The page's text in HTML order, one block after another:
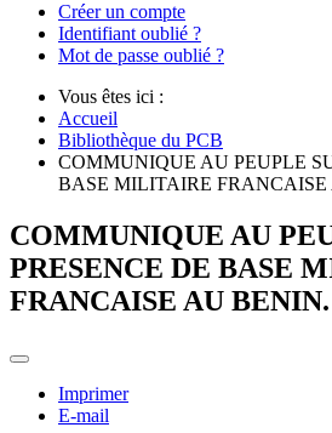
Créer un compte
Identifiant oublié ?
Mot de passe oublié ?
Vous êtes ici :
Accueil
Bibliothèque du PCB
COMMUNIQUE AU PEUPLE
BASE MILITAIRE
COMMUNIQUE AU
PRESENCE DE BASE
FRANCAISE AU BENIN.
Imprimer
E-mail